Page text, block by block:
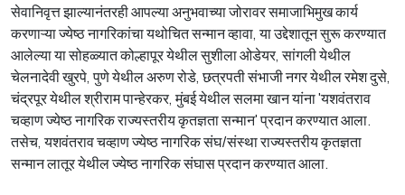
सेवानिवृत्त झाल्यानंतरही आपल्या अनुभवाच्या जोरावर समाजाभिमुख कार्य
करणाऱ्या ज्येष्ठ नागरिकांचा यथोचित सन्मान व्हावा, या उद्देशातून सुरू करण्यात
आलेल्या या सोहळ्यात कोल्हापूर येथील सुशीला ओडेयर, सांगली येथील
चेलनादेवी खुरपे, पुणे येथील अरुण रोडे, छत्रपती संभाजी नगर येथील रमेश दुसे,
चंद्रपूर येथील श्रीराम पान्हेरकर, मुंबई येथील सलमा खान यांना 'यशवंतराव
चव्हाण ज्येष्ठ नागरिक राज्यस्तरीय कृतज्ञता सन्मान' प्रदान करण्यात आला.
तसेच, यशवंतराव चव्हाण ज्येष्ठ नागरिक संघ/संस्था राज्यस्तरीय कृतज्ञता
सन्मान लातूर येथील ज्येष्ठ नागरिक संघास प्रदान करण्यात आला.